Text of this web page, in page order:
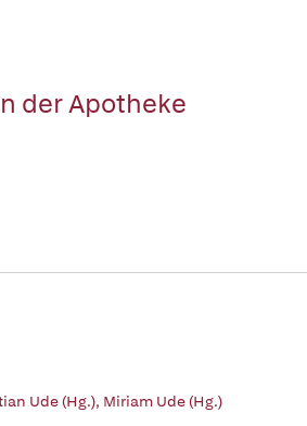
der Apotheke
Ude (Hg.), Miriam Ude (Hg.)